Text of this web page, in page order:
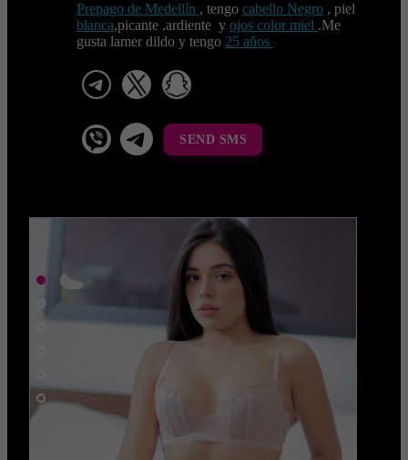
Prepago de Medellín , tengo cabello Negro , piel
blanca,picante ,ardiente y ojos color miel .Me
gusta lamer dildo y tengo 25 años
telegram
viber Telegram La Celestina
SEND SMS